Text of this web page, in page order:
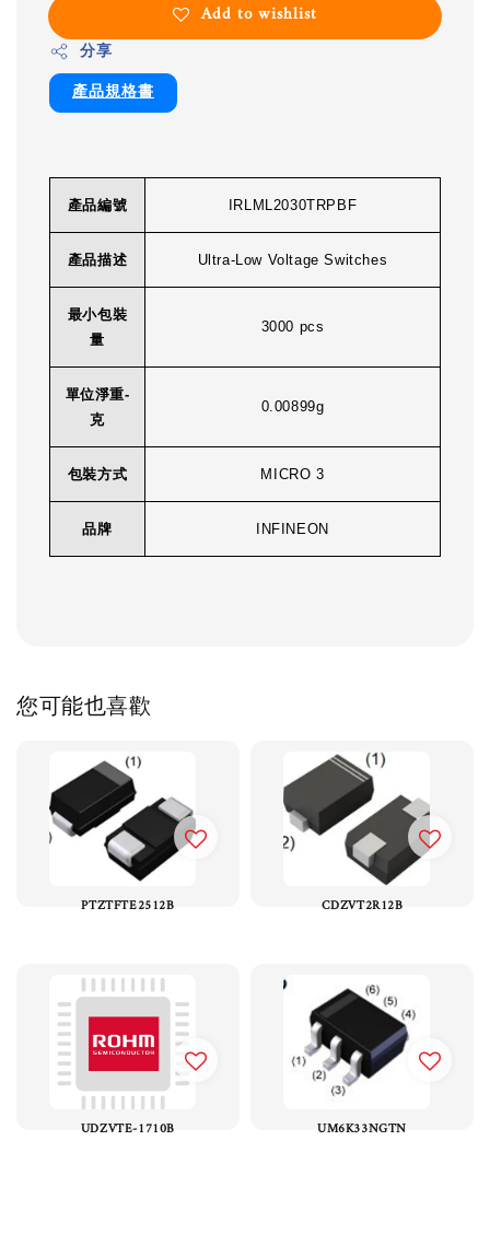
Add to wishlist
分享
產品規格書
產品編號 IRLML2030TRPBF
產品描述 Ultra-Low Voltage Switches
最小包裝
量
3000 pcs
單位淨重-
克
0.00899g
包裝方式 MICRO 3
品牌 INFINEON
您可能也喜歡
PTZTFTE2512B CDZVT2R12B
UDZVTE-1710B UM6K33NGTN